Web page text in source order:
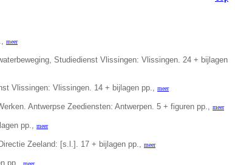
meer
Studiedienst Vlissingen: Vlissingen. 24 + bijlagen
Vlissingen: Vlissingen. 14 + bijlagen pp., meer
Antwerpse Zeediensten: Antwerpen. 5 + figuren pp., meer
pp., meer
Zeeland: [s.l.]. 17 + bijlagen pp., meer
pp., meer